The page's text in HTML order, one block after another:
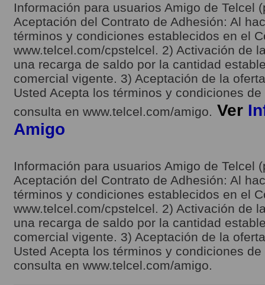
Información para usuarios Amigo de Telcel
Aceptación del Contrato de Adhesión: Al
términos y condiciones establecidos en el
www.telcel.com/cpstelcel. 2) Activación de
una recarga de saldo por la cantidad
comercial vigente. 3) Aceptación de la
Usted Acepta los términos y condiciones
consulta en www.telcel.com/amigo. Ver
Amigo
Información para usuarios Amigo de Telcel
Aceptación del Contrato de Adhesión: Al
términos y condiciones establecidos en el
www.telcel.com/cpstelcel. 2) Activación de
una recarga de saldo por la cantidad
comercial vigente. 3) Aceptación de la
Usted Acepta los términos y condiciones
consulta en www.telcel.com/amigo.